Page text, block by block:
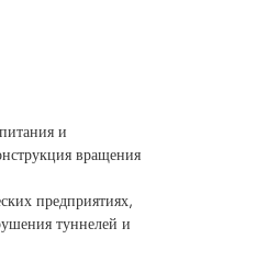
и
вращения
предприятиях,
туннелей и